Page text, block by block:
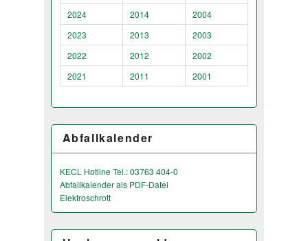
2024
2014
2004
2023
2013
2003
2022
2012
2002
2021
2011 2001
Abfallkalender
KECL Hotline Tel.: 03763 404-0
Abfallkalender als PDF-Datei
Elektroschrott